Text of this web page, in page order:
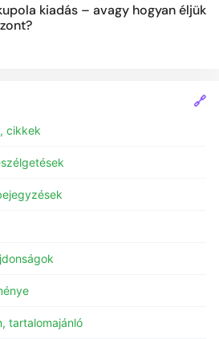
kiadás – avagy hogyan éljük
🔗
cikkek
tartalomajánló